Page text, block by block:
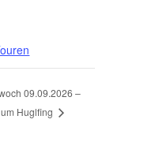
09.09.2026 –
Huglfing